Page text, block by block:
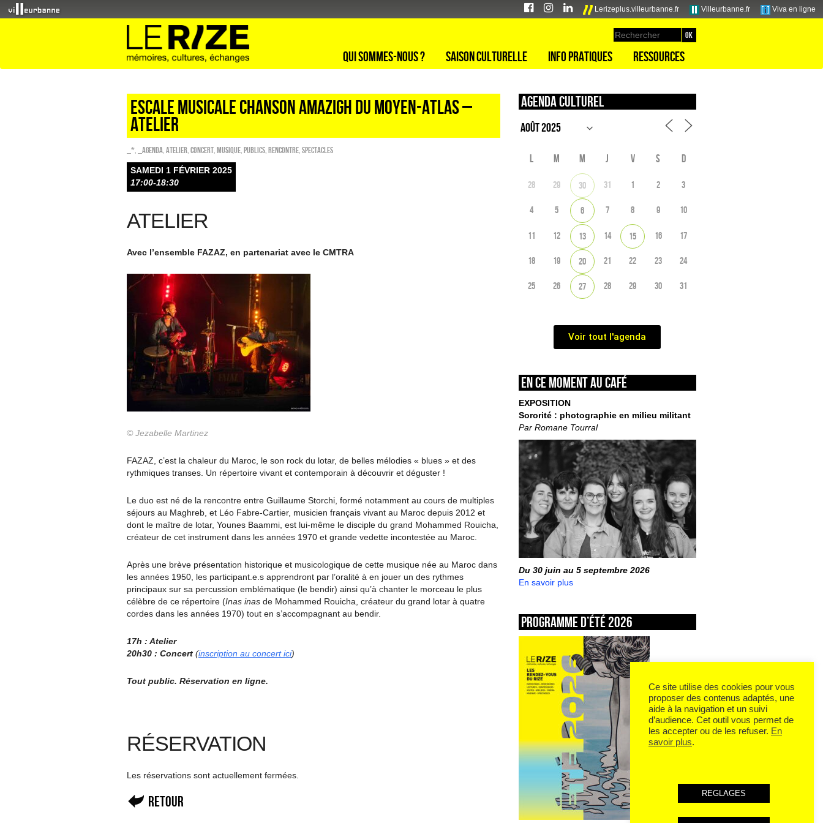
Lerizeplus.villeurbanne.fr Villeurbanne.fr Viva en ligne
Qui sommes-nous ? Saison culturelle Info pratiques Ressources
ESCALE MUSICALE CHANSON AMAZIGH DU MOYEN-ATLAS –
ATELIER
_* _Agenda Atelier Concert Musique PUBLICS Rencontre SPECTACLES
SAMEDI 1 FÉVRIER 2025
17:00-18:30
ATELIER
Avec l’ensemble FAZAZ, en partenariat avec le CMTRA
© Jezabelle Martinez
FAZAZ, c’est la chaleur du Maroc, le son rock du lotar, de belles mélodies « blues » et des
rythmiques transes. Un répertoire vivant et contemporain à découvrir et déguster !
Le duo est né de la rencontre entre Guillaume Storchi, formé notamment au cours de multiples
séjours au Maghreb, et Léo Fabre-Cartier, musicien français vivant au Maroc depuis 2012 et
dont le maître de lotar, Younes Baammi, est lui-même le disciple du grand Mohammed Rouicha,
créateur de cet instrument dans les années 1970 et grande vedette incontestée au Maroc.
Après une brève présentation historique et musicologique de cette musique née au Maroc dans
les années 1950, les participant.e.s apprendront par l’oralité à en jouer un des rythmes
principaux sur sa percussion emblématique (le bendir) ainsi qu’à chanter le morceau le plus
célèbre de ce répertoire (Inas inas de Mohammed Rouicha, créateur du grand lotar à quatre
cordes dans les années 1970) tout en s’accompagnant au bendir.
17h : Atelier
20h30 : Concert (inscription au concert ici)
Tout public. Réservation en ligne.
RÉSERVATION
Les réservations sont actuellement fermées.
Retour
Agenda culturel
L M M J V S D
28 29 30 31 1 2 3
4 5 6 7 8 9 10
11 12 13 14 15 16 17
18 19 20 21 22 23 24
25 26 27 28 29 30 31
Voir tout l'agenda
En ce moment au café
EXPOSITION
Sororité : photographie en milieu militant
Par Romane Tourral
Du 30 juin au 5 septembre 2026
En savoir plus
Programme d’été 2026
Ce site utilise des cookies pour vous
proposer des contenus adaptés, une
aide à la navigation et un suivi
d’audience. Cet outil vous permet de
les accepter ou de les refuser. En
savoir plus.
REGLAGES